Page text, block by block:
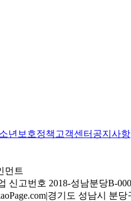
년보호정책 고객센터 공지사항
먼트
신고번호 2018-성남분당B-
|경기도 성남시 분당